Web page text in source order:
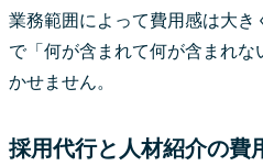
業務範囲によって費用感は大
で「何が含まれて何が含まれ
かせません。
採用代行と人材紹介の費